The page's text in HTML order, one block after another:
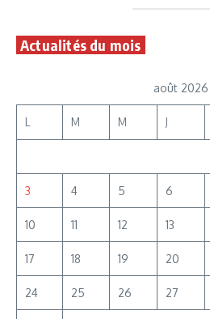
Actualités du mois
août 2026
L M M J
3 4 5 6
10 11 12 13
17 18 19 20
24 25 26 27